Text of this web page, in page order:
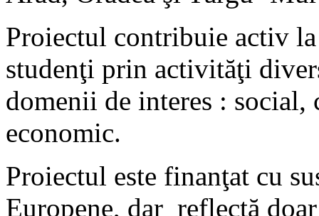
Proiectul contribuie activ
studenţi prin activităţi
domenii de interes :
economic.
Proiectul este finanţat cu
Europene, dar reflectă